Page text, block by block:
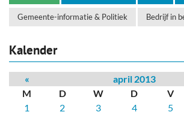
Gemeente-informatie & Politiek Bedrijf in
Kalender
« april 2013
M
D W D V
1
2 3 4 5